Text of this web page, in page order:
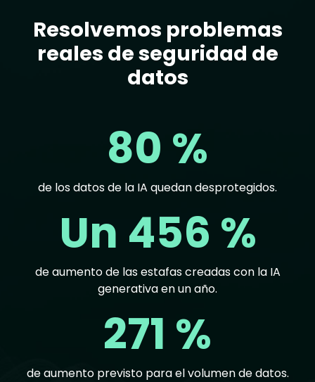
Text
Resolvemos problemas
reales de seguridad de
datos
80 %
de los datos de la IA quedan desprotegidos.
Un 456 %
de aumento de las estafas creadas con la IA
generativa en un año.
271 %
de aumento previsto para el volumen de datos.